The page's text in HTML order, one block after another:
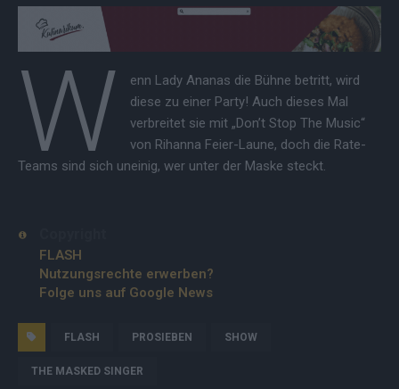
W
enn Lady Ananas die Bühne betritt, wird
diese zu einer Party! Auch dieses Mal
verbreitet sie mit „Don’t Stop The Music“
von Rihanna Feier-Laune, doch die Rate-
Teams sind sich uneinig, wer unter der Maske steckt.
FLASH
Nutzungsrechte erwerben?
Folge uns auf Google News
FLASH PROSIEBEN SHOW
THE MASKED SINGER